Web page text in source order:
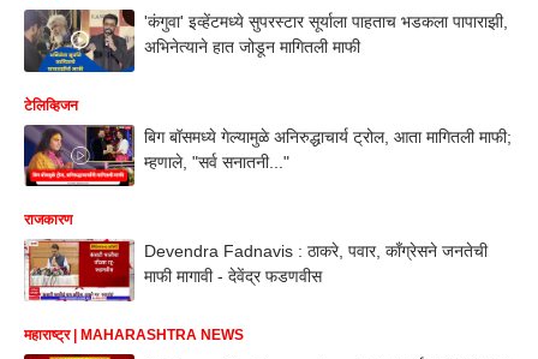
'कंगुवा' इव्हेंटमध्ये सुपरस्टार सूर्याला पाहताच भडकला पापाराझी,
अभिनेत्याने हात जोडून मागितली माफी
टेलिव्हिजन
बिग बॉसमध्ये गेल्यामुळे अनिरुद्धाचार्य ट्रोल, आता मागितली माफी;
म्हणाले, "सर्व सनातनी..."
राजकारण
Devendra Fadnavis : ठाकरे, पवार, काँग्रेसने जनतेची
माफी मागावी - देवेंद्र फडणवीस
महाराष्ट्र | MAHARASHTRA NEWS